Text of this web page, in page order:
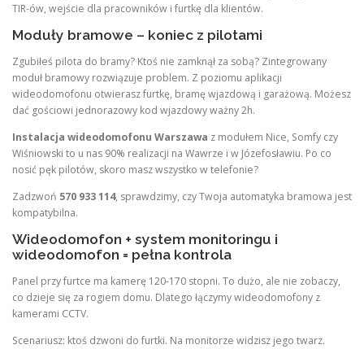
TIR-ów, wejście dla pracowników i furtkę dla klientów.
Moduły bramowe – koniec z pilotami
Zgubiłeś pilota do bramy? Ktoś nie zamknął za sobą? Zintegrowany
moduł bramowy rozwiązuje problem. Z poziomu aplikacji
wideodomofonu otwierasz furtkę, bramę wjazdową i garażową. Możesz
dać gościowi jednorazowy kod wjazdowy ważny 2h.
Instalacja wideodomofonu Warszawa z modułem Nice, Somfy czy
Wiśniowski to u nas 90% realizacji na Wawrze i w Józefosławiu. Po co
nosić pęk pilotów, skoro masz wszystko w telefonie?
Zadzwoń 570 933 114, sprawdzimy, czy Twoja automatyka bramowa jest
kompatybilna.
Wideodomofon + system monitoringu i
wideodomofon = pełna kontrola
Panel przy furtce ma kamerę 120-170 stopni. To dużo, ale nie zobaczy,
co dzieje się za rogiem domu. Dlatego łączymy wideodomofony z
kamerami CCTV.
Scenariusz: ktoś dzwoni do furtki. Na monitorze widzisz jego twarz.